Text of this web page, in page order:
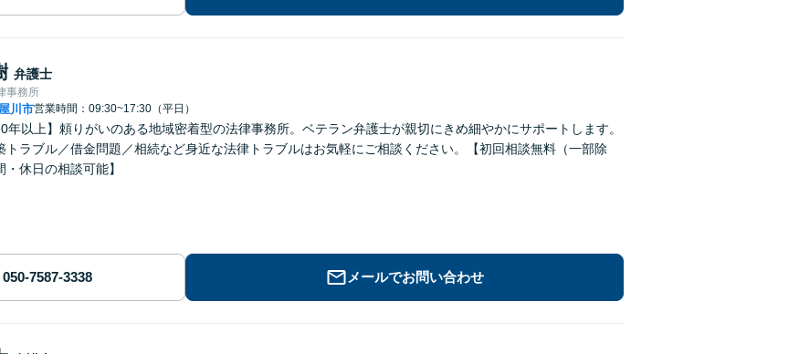
弁護士
事務所
川市営業時間：09:30~17:30（平日）
年以上】頼りがいのある地域密着型の法律事務所。ベテラン弁護士が親切にきめ細やかにサポートします。
トラブル／借金問題／相続など身近な法律トラブルはお気軽にご相談ください。【初回相談無料（一部除
・休日の相談可能】
メールでお問い合わせ